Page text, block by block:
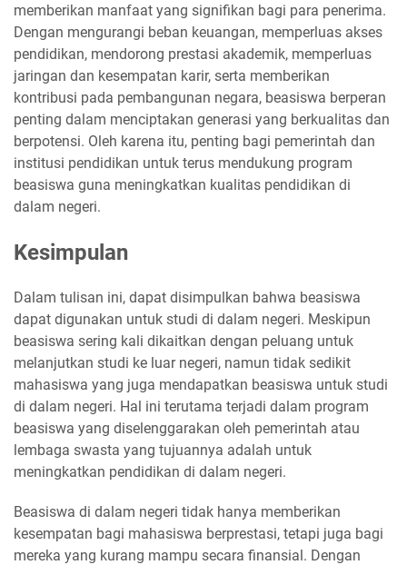
memberikan manfaat yang signifikan bagi para penerima.
Dengan mengurangi beban keuangan, memperluas akses
pendidikan, mendorong prestasi akademik, memperluas
jaringan dan kesempatan karir, serta memberikan
kontribusi pada pembangunan negara, beasiswa berperan
penting dalam menciptakan generasi yang berkualitas dan
berpotensi. Oleh karena itu, penting bagi pemerintah dan
institusi pendidikan untuk terus mendukung program
beasiswa guna meningkatkan kualitas pendidikan di
dalam negeri.
Kesimpulan
Dalam tulisan ini, dapat disimpulkan bahwa beasiswa
dapat digunakan untuk studi di dalam negeri. Meskipun
beasiswa sering kali dikaitkan dengan peluang untuk
melanjutkan studi ke luar negeri, namun tidak sedikit
mahasiswa yang juga mendapatkan beasiswa untuk studi
di dalam negeri. Hal ini terutama terjadi dalam program
beasiswa yang diselenggarakan oleh pemerintah atau
lembaga swasta yang tujuannya adalah untuk
meningkatkan pendidikan di dalam negeri.
Beasiswa di dalam negeri tidak hanya memberikan
kesempatan bagi mahasiswa berprestasi, tetapi juga bagi
mereka yang kurang mampu secara finansial. Dengan